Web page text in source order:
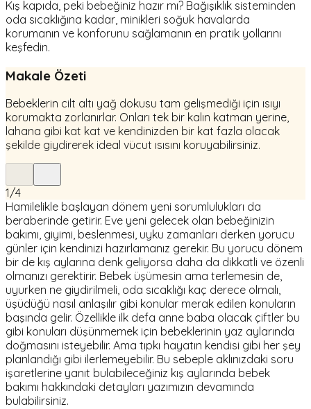
Kış kapıda, peki bebeğiniz hazır mı? Bağışıklık sisteminden
oda sıcaklığına kadar, minikleri soğuk havalarda
korumanın ve konforunu sağlamanın en pratik yollarını
keşfedin.
Makale Özeti
Bebeklerin cilt altı yağ dokusu tam gelişmediği için ısıyı
korumakta zorlanırlar. Onları tek bir kalın katman yerine,
lahana gibi kat kat ve kendinizden bir kat fazla olacak
şekilde giydirerek ideal vücut ısısını koruyabilirsiniz.
1/4
Hamilelikle başlayan dönem yeni sorumlulukları da
beraberinde getirir. Eve yeni gelecek olan bebeğinizin
bakımı, giyimi, beslenmesi, uyku zamanları derken yorucu
günler için kendinizi hazırlamanız gerekir. Bu yorucu dönem
bir de kış aylarına denk geliyorsa daha da dikkatli ve özenli
olmanızı gerektirir. Bebek üşümesin ama terlemesin de,
uyurken ne giydirilmeli, oda sıcaklığı kaç derece olmalı,
üşüdüğü nasıl anlaşılır gibi konular merak edilen konuların
başında gelir. Özellikle ilk defa anne baba olacak çiftler bu
gibi konuları düşünmemek için bebeklerinin yaz aylarında
doğmasını isteyebilir. Ama tıpkı hayatın kendisi gibi her şey
planlandığı gibi ilerlemeyebilir. Bu sebeple aklınızdaki soru
işaretlerine yanıt bulabileceğiniz kış aylarında bebek
bakımı hakkındaki detayları yazımızın devamında
bulabilirsiniz.